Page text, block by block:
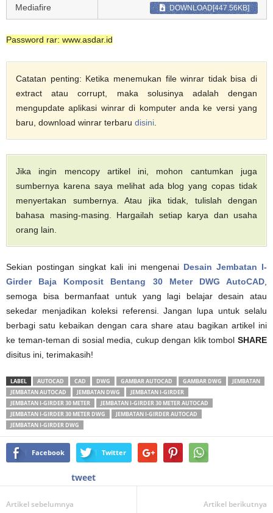
Mediafire DOWNLOAD[447.56KB]
Password rar: www.asdar.id
Catatan penting: Ketika menemukan file winrar tidak bisa di
extract atau corrupt, maka solusinya adalah dengan
mengupdate aplikasi winrar di komputer anda ke versi yang
baru, download winrar terbaru disini
Jika ingin mencopy artikel ini, mohon cantumkan juga
sumbernya karena saya melihat ada blog yang copas tidak
menyertakan sumbernya. Atau jika tidak, tulislah dengan
bahasa masing-masing. Hargailah setiap karya dan usaha
orang lain.
Sekian postingan singkat kali ini mengenai Desain Jembatan I-
Girder Baja Komposit Bentang 30 Meter DWG AutoCAD
semoga bisa bermanfaat untuk yang lagi belajar desain atau
sekedar menjadikan koleksi referensi. Jangan lupa untuk selalu
berbagi satu kebaikan dengan cara share atau bagikan artikel ini
ke teman-teman di sosial media, cukup dengan klik tombol SHARE
disitus ini, terimakasih!
LABEL AUTOCAD CAD DWG GAMBAR AUTOCAD GAMBAR DWG
JEMBATAN
JEMBATAN AUTOCAD
JEMBATAN DWG
JEMBATAN I-GIRDER
JEMBATAN I-GIRDER 30 METER
JEMBATAN I-GIRDER 30 METER AUTOCAD
JEMBATAN I-GIRDER 30 METER DWG
JEMBATAN I-GIRDER AUTOCAD
JEMBATAN I-GIRDER DWG
Facebook Twitter
tweet
Artikel sebelumnya Artikel berikutnya